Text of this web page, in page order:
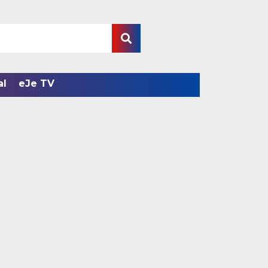
eJe TV